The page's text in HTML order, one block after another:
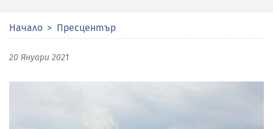
Начало Пресцентър
20 Януари 2021